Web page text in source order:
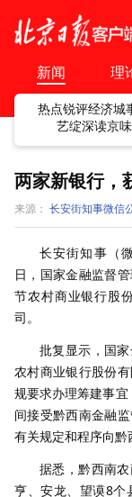
新闻 理
热点锐评经济城
艺绽深读京味
两家新银行，
来源： 长安街知事微信
长安街知事（
日，国家金融监督
节农村商业银行股
司。
批复显示，国
农村商业银行股份
规要求办理筹建事
间接受黔西南金融
有关规定和程序向黔
据悉，黔西南
亨、安龙、望谟8个